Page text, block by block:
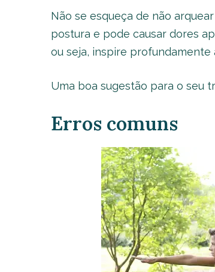
Não se esqueça de não
postura e pode causar dores
ou seja, inspire
Uma boa sugestão para o seu
Erros comuns